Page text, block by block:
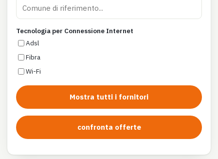
Tecnologia per Connessione Internet
Adsl
Fibra
Wi-Fi
Mostra tutti i fornitori
confronta offerte